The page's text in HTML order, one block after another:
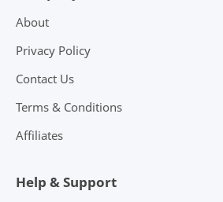
About
Privacy Policy
Contact Us
Terms & Conditions
Affiliates
Help & Support